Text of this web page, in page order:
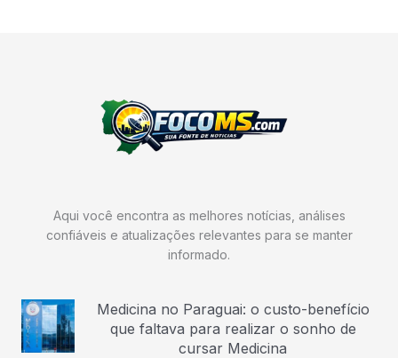
Aqui você encontra as melhores notícias, análises
confiáveis e atualizações relevantes para se manter
informado.
Medicina no Paraguai: o custo-benefício
que faltava para realizar o sonho de
cursar Medicina